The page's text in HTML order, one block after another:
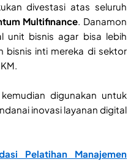
divestasi atas seluruh
Multifinance. Danamon
unit bisnis agar bisa lebih
bisnis inti mereka di sektor
digunakan untuk
inovasi layanan digital
Pelatihan Manajemen